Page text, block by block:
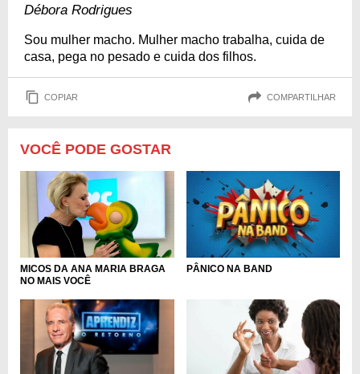
Débora Rodrigues
Sou mulher macho. Mulher macho trabalha, cuida de
casa, pega no pesado e cuida dos filhos.
COPIAR COMPARTILHAR
VOCÊ PODE GOSTAR
MICOS DA ANA MARIA BRAGA
NO MAIS VOCÊ
PÂNICO NA BAND